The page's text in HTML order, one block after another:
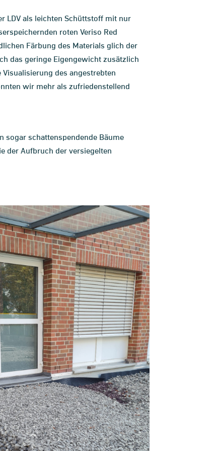
LDV als leichten Schüttstoff mit nur
roten Veriso Red
Färbung des Materials glich der
das geringe Eigengewicht zusätzlich
des angestrebten
wir mehr als zufriedenstellend
sogar schattenspendende Bäume
der Aufbruch der versiegelten